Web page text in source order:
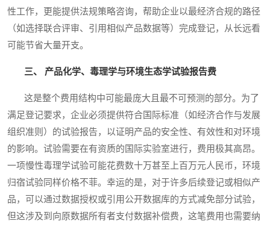
性工作，更能提供法规策略咨询，帮助企业以最经济合规的路径
（如选择联合评审、引用相似产品数据等）完成登记，从长远看
可能节省大量开支。
三、 产品化学、毒理学与环境生态学试验报告费
这是整个费用结构中可能最庞大且最不可预测的部分。为了
满足登记要求，企业必须提供符合国际标准（如经济合作与发展
组织准则）的试验报告，以证明产品的安全性、有效性和对环境
的影响。试验需要在有资质的国际实验室进行，费用极其高昂。
一项慢性毒理学试验可能花费数十万甚至上百万元人民币，环境
归宿试验同样价格不菲。幸运的是，对于许多后续登记或相似产
品，可以通过数据授权或引用公开数据库的方式减免部分试验，
但这涉及到向原数据所有者支付数据补偿费，这笔费用也需要纳